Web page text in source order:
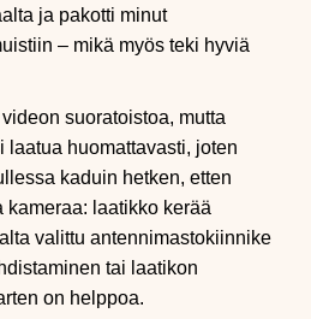
ja pakotti minut
– mikä myös teki hyviä
suoratoistoa, mutta
laatua huomattavasti, joten
kaduin hetken, etten
kameraa: laatikko kerää
valittu antennimastokiinnike
tai laatikon
on helppoa.